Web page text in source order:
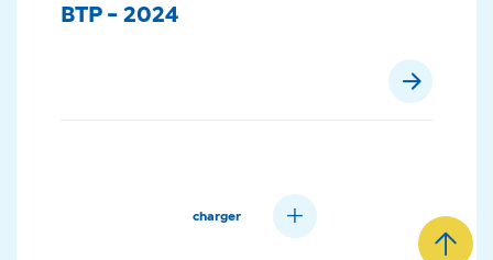
BTP - 2024
charger